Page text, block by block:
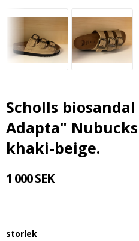
Scholls
Adapta"
khaki-beige.
1 000 SEK
storlek